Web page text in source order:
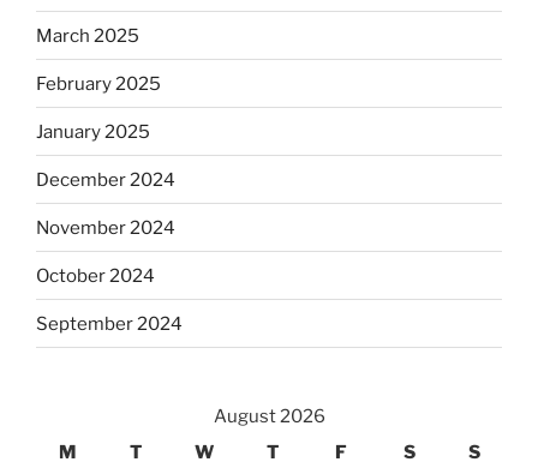
March 2025
February 2025
January 2025
December 2024
November 2024
October 2024
September 2024
August 2026
M
T W T F S S